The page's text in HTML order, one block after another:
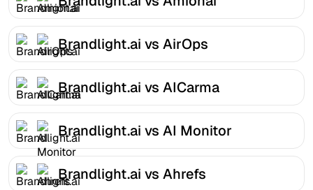
Brandlight.ai vs AirOps
Brandlight.ai vs AICarma
Brandlight.ai vs AI Monitor
Brandlight.ai vs Ahrefs